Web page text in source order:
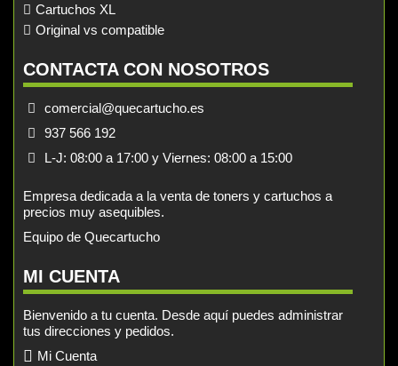
Cartuchos XL
Original vs compatible
CONTACTA CON NOSOTROS
comercial@quecartucho.es
937 566 192
L-J: 08:00 a 17:00 y Viernes: 08:00 a 15:00
Empresa dedicada a la venta de toners y cartuchos a
precios muy asequibles.
Equipo de Quecartucho
MI CUENTA
Bienvenido a tu cuenta. Desde aquí puedes administrar
tus direcciones y pedidos.
Mi Cuenta